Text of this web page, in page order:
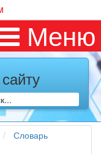
Меню
Словарь
меры
все время дома),
Вы